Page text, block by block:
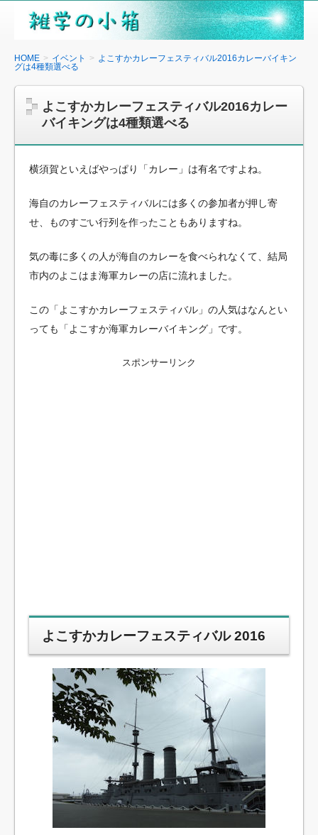
雑
の
箱
HOME イベント
よこすかカレーフェスティバル2016カレーバイキン
グは4種類選べる
よこすかカレーフェスティバル2016カレー
バイキングは4種類選べる
横須賀といえばやっぱり「カレー」は有名ですよね。
海自のカレーフェスティバルには多くの参加者が押し寄
せ、ものすごい行列を作ったこともありますね。
気の毒に多くの人が海自のカレーを食べられなくて、結局
市内のよこはま海軍カレーの店に流れました。
この「よこすかカレーフェスティバル」の人気はなんとい
っても「よこすか海軍カレーバイキング」です。
スポンサーリンク
よこすかカレーフェスティバル 2016